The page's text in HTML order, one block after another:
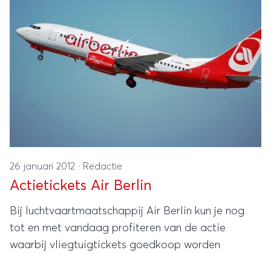
26 januari 2012 · Redactie
Actietickets Air Berlin
Bij luchtvaartmaatschappij Air Berlin kun je nog
tot en met vandaag profiteren van de actie
waarbij vliegtuigtickets goedkoop worden